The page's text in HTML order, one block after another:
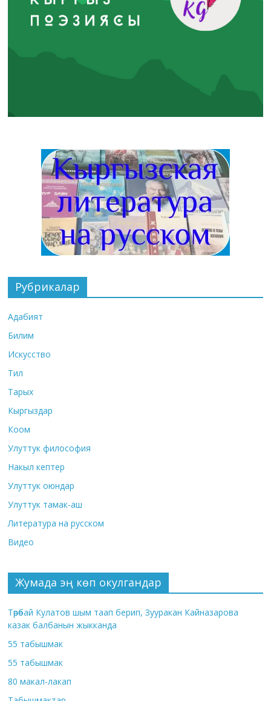
Рубрикалар
Адабият
Билим
Искусство
Тил
Тарых
Кыргыздар
Коом
Улуттук философия
Накыл кептер
Улуттук оюндар
Улуттук тамак-аш
Литература на русском
Видео
Жумада эң көп окулгандар
Төрөбай Кулатов шым таап берип, Зууракан Кайназарова
казак балбанын жыкканда
55 табышмак
55 табышмак
80 макал-лакап